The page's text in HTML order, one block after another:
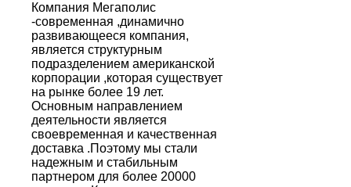
Компания Мегаполис
-современная ,динамично
развивающееся компания,
является структурным
подразделением американской
корпорации ,которая существует
на рынке более 19 лет.
Основным направлением
деятельности является
своевременная и качественная
доставка .Поэтому мы стали
надежным и стабильным
партнером для более 20000